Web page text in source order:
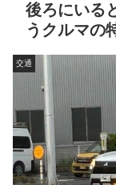
後ろにいる
うクルマの
交通